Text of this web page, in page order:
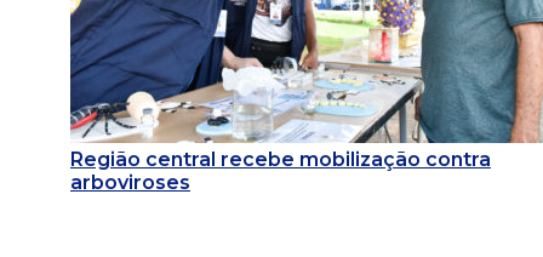
Região central recebe mobilização contra
arboviroses